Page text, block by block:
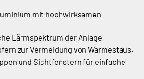
mit hochwirksamen
Lärmspektrum der Anlage.
zur Vermeidung von Wärmestaus.
und Sichtfenstern für einfache